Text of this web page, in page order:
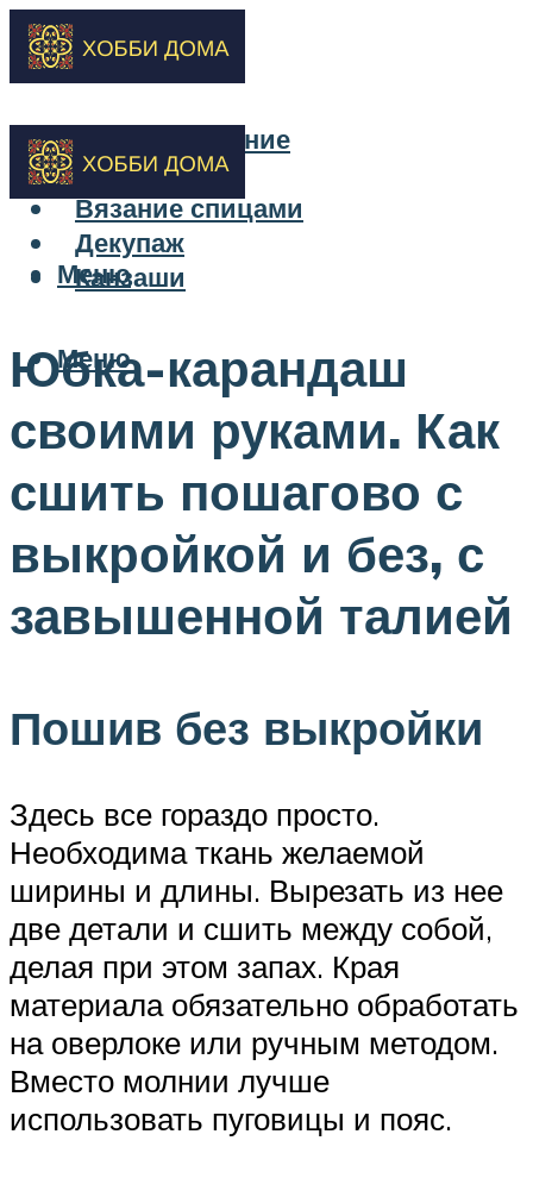
Бисероплетение
Вышивка
Вязание спицами
Декупаж
Канзаши
Меню
Меню
Юбка-карандаш
своими руками. Как
сшить пошагово с
выкройкой и без, с
завышенной талией
Пошив без выкройки
Здесь все гораздо просто.
Необходима ткань желаемой
ширины и длины. Вырезать из нее
две детали и сшить между собой,
делая при этом запах. Края
материала обязательно обработать
на оверлоке или ручным методом.
Вместо молнии лучше
использовать пуговицы и пояс.